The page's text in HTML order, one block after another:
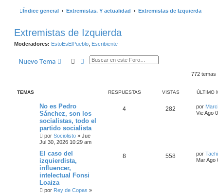
Índice general Extremistas. Y actualidad Extremistas de Izquierda
Extremistas de Izquierda
Moderadores: EstoEsElPueblo Escribiente
Nuevo Tema BuscarBúsqueda Avanzada
772 temas
TEMAS RESPUESTAS VISTAS ÚLTIMO
No es Pedro
Sánchez, son los
socialistas, todo el
partido socialista
por Sociolisto » Jue
Jul 30, 2026 10:29 am
4 282 por
Vie Ago
El caso del
izquierdista,
influencer,
intelectual Fonsi
Loaiza
por Rey de Copas »
8 558 por
Mar Ago